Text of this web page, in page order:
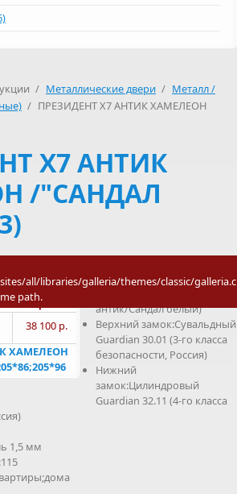
/ Металлические двери / Металл /
/ ПРЕЗИДЕНТ Х7 АНТИК ХАМЕЛЕОН
Х7 АНТИК
/"САНДАЛ
all/libraries/galleria/themes/classic/
path.Цена
38 100 р.
ХАМЕЛЕОН
металлическая дверь
антик/Сандал белый)
Верхний замок:Сувальдный
Guardian 30.01 (3-го класса
безопасности, Россия)
Нижний
замок:Цилиндровый
Guardian 32.11 (4-го класса
1,5 мм